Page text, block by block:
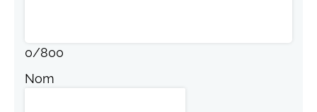
0/800
Nom